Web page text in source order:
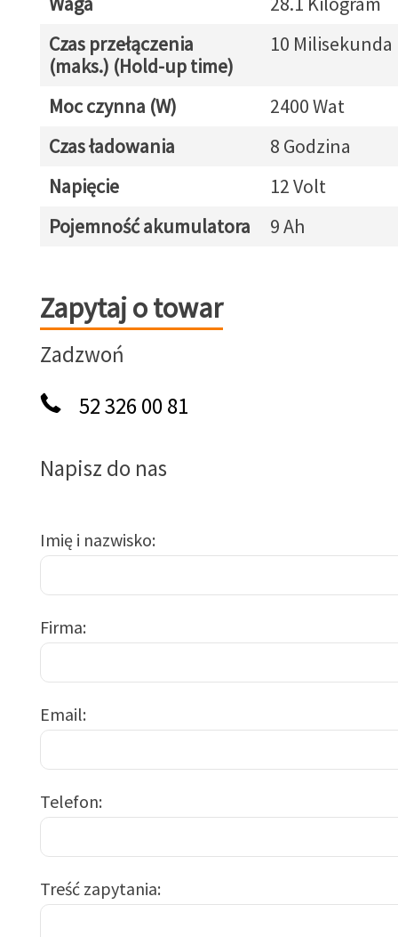
Czas przełączenia
(maks.) (Hold-up time)
10 Milisekunda
Moc czynna (W)
2400 Wat
Czas ładowania
8 Godzina
Napięcie
12 Volt
Pojemność akumulatora
9 Ah
Zapytaj o towar
Zapytaj o towar
Zadzwoń
52 326 00 81
Napisz do nas
Imię i nazwisko
Firma
Email
Telefon
Treść zapytania